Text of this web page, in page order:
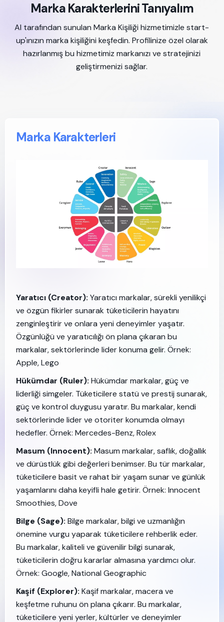
Marka Karakterlerini Tanıyalım
AI tarafından sunulan Marka Kişiliği hizmetimizle start-
up'ınızın marka kişiliğini keşfedin. Profilinize özel olarak
hazırlanmış bu hizmetimiz markanızı ve stratejinizi
geliştirmenizi sağlar.
Marka Karakterleri
Yaratıcı (Creator): Yaratıcı markalar, sürekli yenilikçi
ve özgün fikirler sunarak tüketicilerin hayatını
zenginleştirir ve onlara yeni deneyimler yaşatır.
Özgünlüğü ve yaratıcılığı ön plana çıkaran bu
markalar, sektörlerinde lider konuma gelir. Örnek:
Apple, Lego
Hükümdar (Ruler): Hükümdar markalar, güç ve
liderliği simgeler. Tüketicilere statü ve prestij sunarak,
güç ve kontrol duygusu yaratır. Bu markalar, kendi
sektörlerinde lider ve otoriter konumda olmayı
hedefler. Örnek: Mercedes-Benz, Rolex
Masum (Innocent): Masum markalar, saflık, doğallık
ve dürüstlük gibi değerleri benimser. Bu tür markalar,
tüketicilere basit ve rahat bir yaşam sunar ve günlük
yaşamlarını daha keyifli hale getirir. Örnek: Innocent
Smoothies, Dove
Bilge (Sage): Bilge markalar, bilgi ve uzmanlığın
önemine vurgu yaparak tüketicilere rehberlik eder.
Bu markalar, kaliteli ve güvenilir bilgi sunarak,
tüketicilerin doğru kararlar almasına yardımcı olur.
Örnek: Google, National Geographic
Kaşif (Explorer): Kaşif markalar, macera ve
keşfetme ruhunu ön plana çıkarır. Bu markalar,
tüketicilere yeni yerler, kültürler ve deneyimler